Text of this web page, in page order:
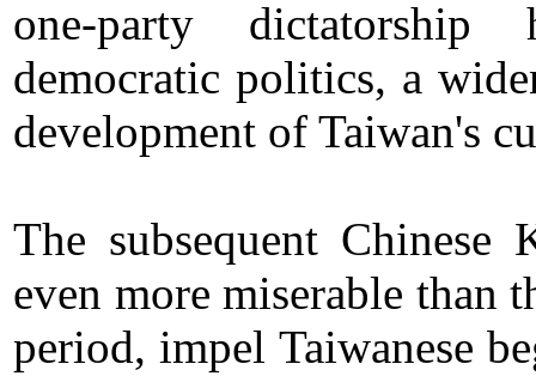
one-party
democratic politics, a
development of Taiwan's
The subsequent Chinese
even more miserable than
period, impel Taiwanese